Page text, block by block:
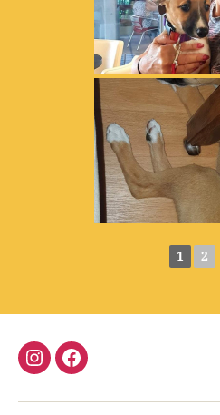
1 2
InstagramFacebook